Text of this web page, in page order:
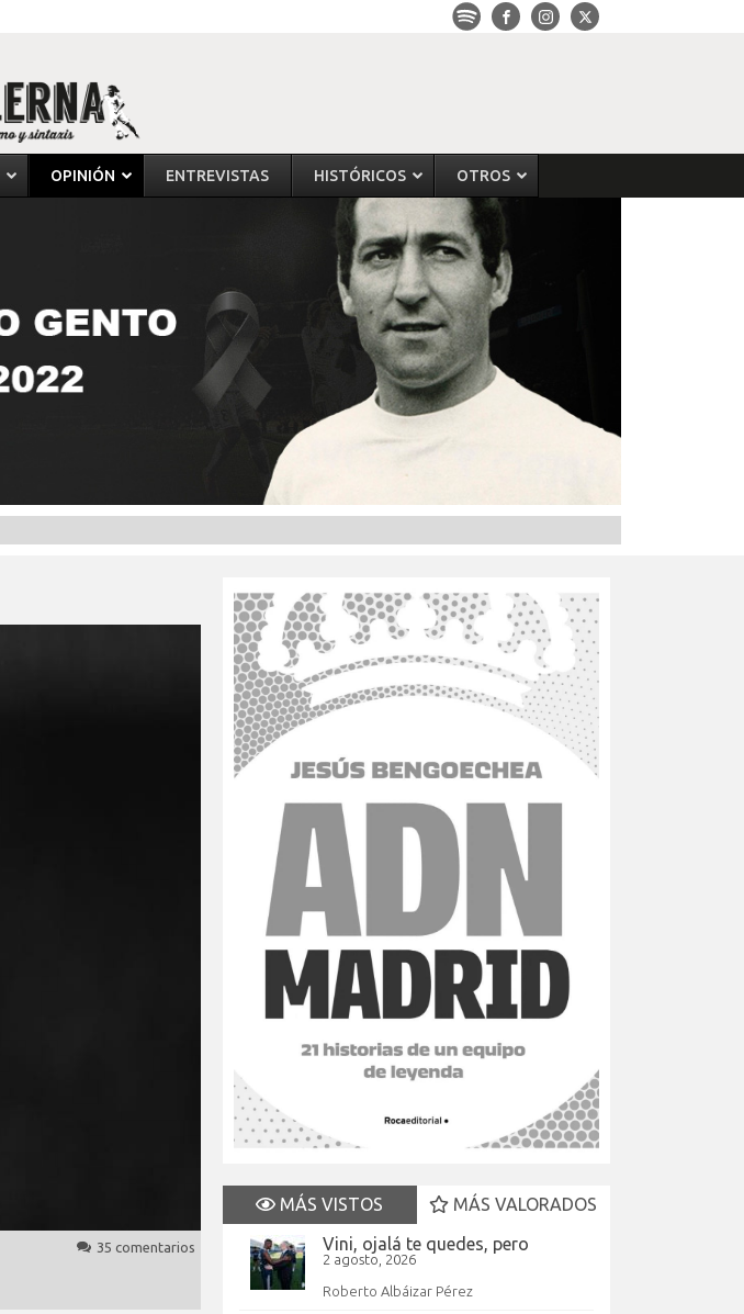
OPINIÓN ENTREVISTAS HISTÓRICOS OTROS
35 comentarios
MÁS VISTOS
MÁS VALORADOS
Vini, ojalá te quedes, pero
2 agosto, 2026
Roberto Albáizar Pérez